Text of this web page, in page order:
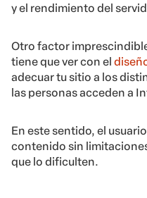
y el rendimiento del
Otro factor
tiene que ver con el
adecuar tu sitio a los
las personas acceden a
En este sentido, el
contenido sin
que lo dificulten.